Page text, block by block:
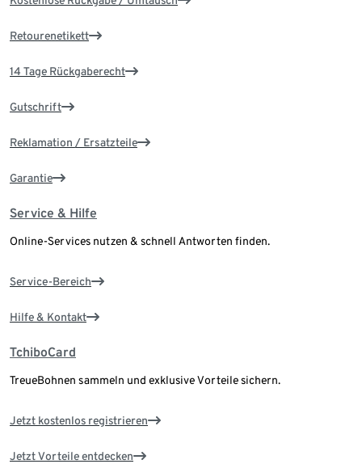
Retourenetikett
14 Tage Rückgaberecht
Gutschrift
Reklamation / Ersatzteile
Garantie
Service & Hilfe
Online-Services nutzen & schnell Antworten finden.
Service-Bereich
Hilfe & Kontakt
TchiboCard
TreueBohnen sammeln und exklusive Vorteile sichern.
Jetzt kostenlos registrieren
Jetzt Vorteile entdecken